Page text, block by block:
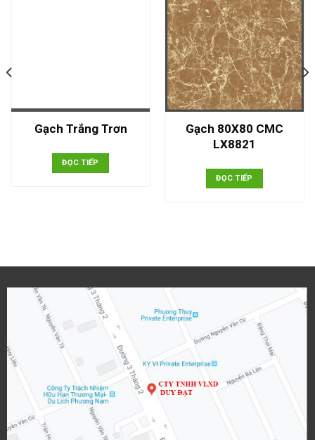
Gạch Trắng Trơn
ĐỌC TIẾP
Gạch 80X80 CMC
LX8821
ĐỌC TIẾP